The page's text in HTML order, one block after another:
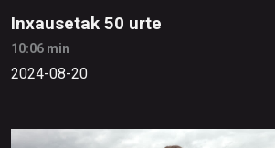
Inxausetak 50 urte
10:06 min
2024-08-20